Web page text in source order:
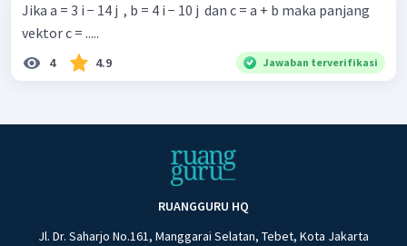
Jika a = 3 i − 14 j ​ , b = 4 i − 10 j ​ dan c = a + b maka panjang
vektor c = .....
4 4.9 Jawaban terverifikasi
RUANGGURU HQ
Jl. Dr. Saharjo No.161, Manggarai Selatan, Tebet, Kota Jakarta